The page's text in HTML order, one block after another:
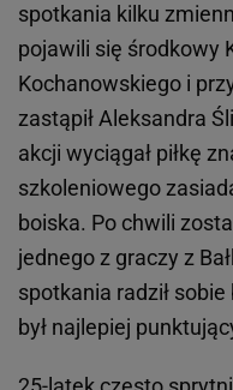
spotkania kilku
pojawili się środkowy
Kochanowskiego i
zastąpił Aleksandra
akcji wyciągał piłkę
szkoleniowego
boiska. Po chwili
jednego z graczy z
spotkania radził
był najlepiej